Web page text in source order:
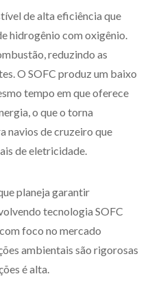
de alta eficiência que
hidrogênio com oxigênio.
reduzindo as
O SOFC produz um baixo
tempo em que oferece
o que o torna
navios de cruzeiro que
de eletricidade.
planeja garantir
tecnologia SOFC
foco no mercado
ambientais são rigorosas
é alta.